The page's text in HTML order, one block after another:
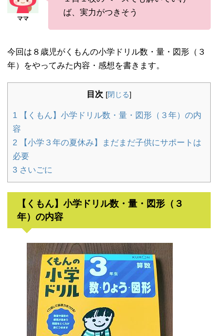
ば、実力がつきそう
今回は８歳児がくもんの小学ドリル数・量・図形（３
年）をやってみた内容・感想を書きます。
目次 [閉じる]
1 【くもん】小学ドリル数・量・図形（３年）の内
容
2 【小学３年の夏休み】まだまだ子供にサポートは
必要
3 さいごに
【くもん】小学ドリル数・量・図形（３
年）の内容